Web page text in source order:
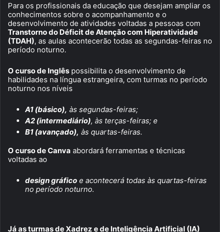
Para os profissionais da educação que desejam ampliar os
conhecimentos sobre o acompanhamento e o
desenvolvimento de atividades voltadas a pessoas com
Transtorno do Déficit de Atenção com Hiperatividade
(TDAH), as aulas acontecerão todas as segundas-feiras no
período noturno.
O curso de Inglês possibilita o desenvolvimento de
habilidades na língua estrangeira, com turmas no período
noturno nos níveis
A1 (básico), às segundas-feiras;
A2 (intermediário), às terças-feiras; e
B1 (avançado), às quartas-feiras.
O curso de Canva abordará ferramentas e técnicas
voltadas ao
design gráfico e acontecerá todas às quartas-feiras
no período noturno.
Já as turmas de Xadrez e de Inteligência Artificial (IA)